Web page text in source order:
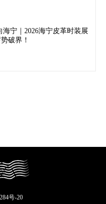
海宁｜2026海宁皮革时装展
破界！
号-20